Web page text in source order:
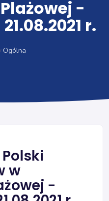
-
r.
Ogólna
w
-